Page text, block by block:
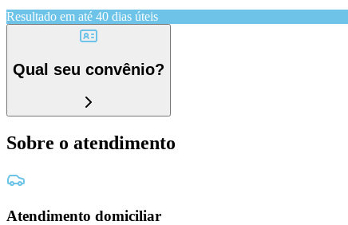
Resultado em até 40 dias úteis
Qual seu convênio?
Sobre o atendimento
Atendimento domiciliar